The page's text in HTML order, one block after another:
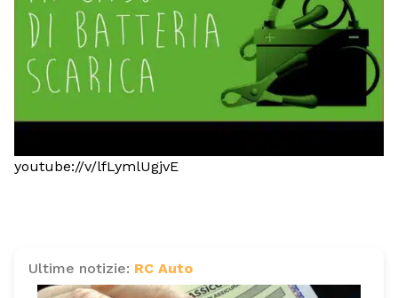
youtube://v/lfLymlUgjvE
Ultime notizie: RC Auto